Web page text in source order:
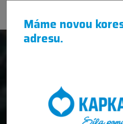
Máme novou
adresu.